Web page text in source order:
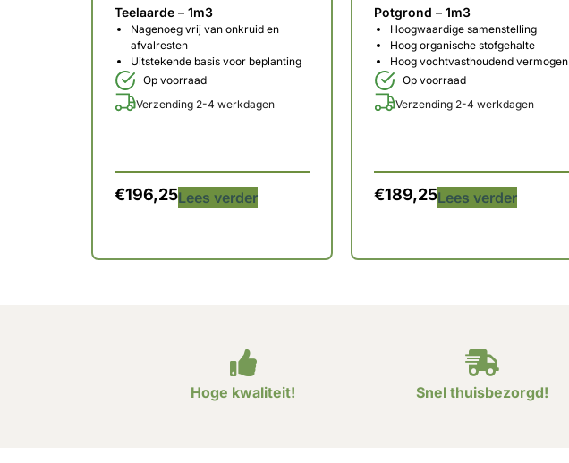
Teelaarde – 1m3
Nagenoeg vrij van onkruid en
afvalresten
Uitstekende basis voor beplanting
Op voorraad
Verzending 2-4 werkdagen
€196,25Lees verder
Potgrond – 1m3
Hoogwaardige samenstelling
Hoog organische stofgehalte
Hoog vochtvasthoudend vermogen
Op voorraad
Verzending 2-4 werkdagen
€189,25Lees verder
Hoge kwaliteit! Snel thuisbezorgd!